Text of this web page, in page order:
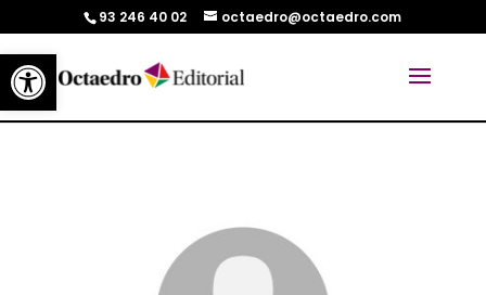
Abrir barra de herramientas
93 246 40 02 octaedro@octaedro.com